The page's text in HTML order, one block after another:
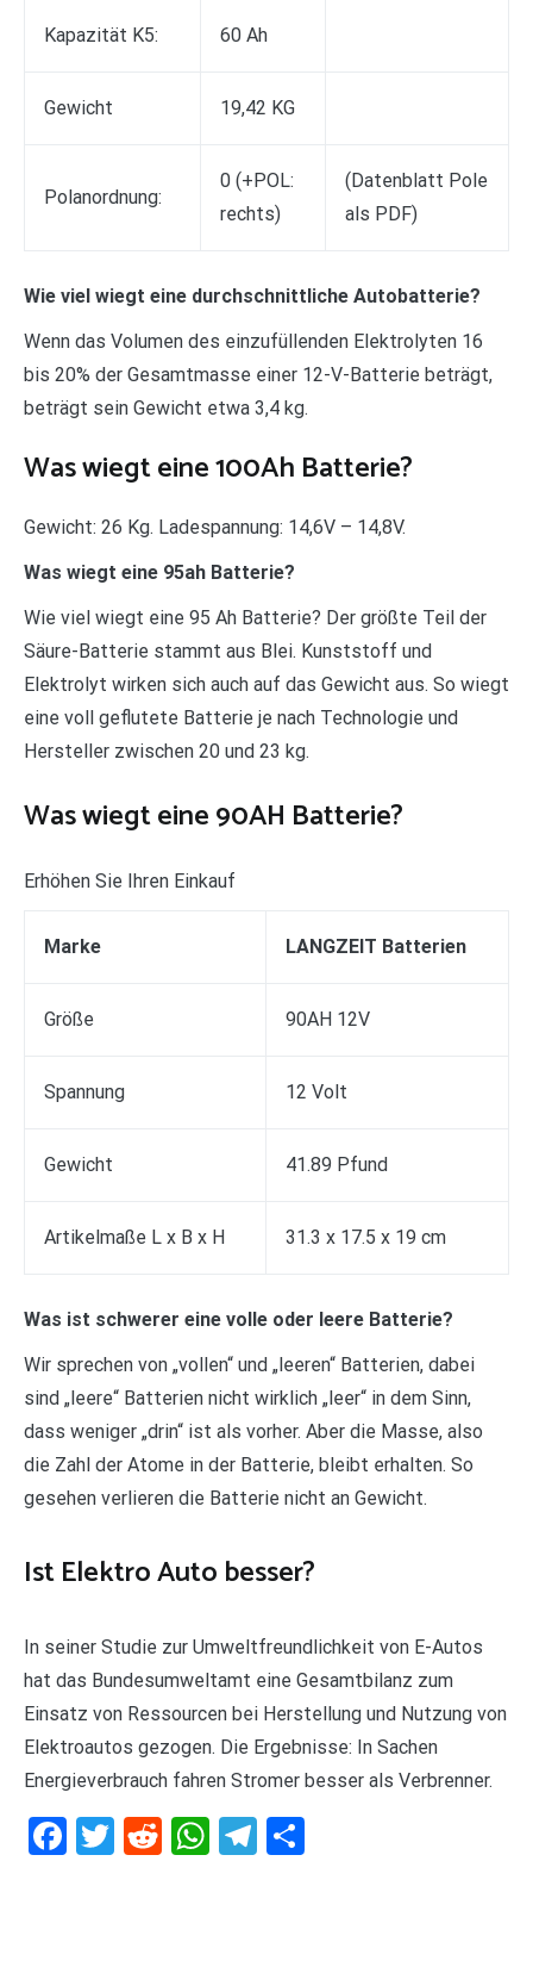
Kapazität K5: 60 Ah
Gewicht 19,42 KG
Polanordnung:
0 (+POL:
rechts)
(Datenblatt Pole
als PDF)
Wie viel wiegt eine durchschnittliche Autobatterie?
Wenn das Volumen des einzufüllenden Elektrolyten 16
bis 20% der Gesamtmasse einer 12-V-Batterie beträgt,
beträgt sein Gewicht etwa 3,4 kg.
Was wiegt eine 100Ah Batterie?
Gewicht: 26 Kg. Ladespannung: 14,6V – 14,8V.
Was wiegt eine 95ah Batterie?
Wie viel wiegt eine 95 Ah Batterie? Der größte Teil der
Säure-Batterie stammt aus Blei. Kunststoff und
Elektrolyt wirken sich auch auf das Gewicht aus. So wiegt
eine voll geflutete Batterie je nach Technologie und
Hersteller zwischen 20 und 23 kg.
Was wiegt eine 90AH Batterie?
Erhöhen Sie Ihren Einkauf
Marke LANGZEIT Batterien
Größe 90AH 12V
Spannung 12 Volt
Gewicht 41.89 Pfund
Artikelmaße L x B x H 31.3 x 17.5 x 19 cm
Was ist schwerer eine volle oder leere Batterie?
Wir sprechen von „vollen“ und „leeren“ Batterien, dabei
sind „leere“ Batterien nicht wirklich „leer“ in dem Sinn,
dass weniger „drin“ ist als vorher. Aber die Masse, also
die Zahl der Atome in der Batterie, bleibt erhalten. So
gesehen verlieren die Batterie nicht an Gewicht.
Ist Elektro Auto besser?
In seiner Studie zur Umweltfreundlichkeit von E-Autos
hat das Bundesumweltamt eine Gesamtbilanz zum
Einsatz von Ressourcen bei Herstellung und Nutzung von
Elektroautos gezogen. Die Ergebnisse: In Sachen
Energieverbrauch fahren Stromer besser als Verbrenner.
Facebook
Twitter
RedditWhatsApp
Telegram